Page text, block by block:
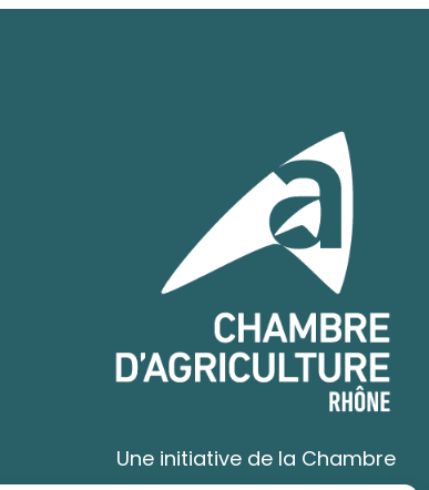
Une initiative de la Chambre